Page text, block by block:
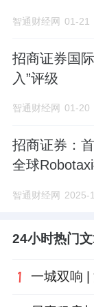
智通财经网 01-21
招商证券国
入”评级
智通财经网 01-20
招商证券：
全球
智通财经网 2025-
24小时热门